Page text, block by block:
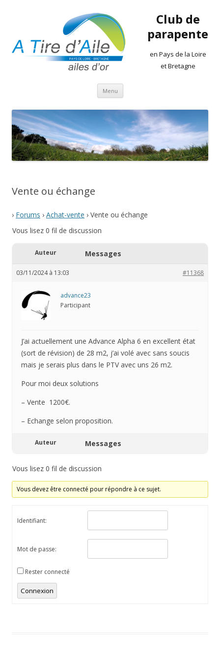
Club de
parapente
en Pays de la Loire
et Bretagne
Menu Aller
contenu
Vente ou échange
› Forums › Achat-vente › Vente ou échange
Vous lisez 0 fil de discussion
Auteur Messages
03/11/2024 à 13:03 #11368
advance23
Participant
J’ai actuellement une Advance Alpha 6 en excellent état
(sort de révision) de 28 m2, j’ai volé avec sans soucis
mais je serais plus dans le PTV avec uns 26 m2.
Pour moi deux solutions
– Vente 1200€.
– Echange selon proposition.
Auteur Messages
Vous lisez 0 fil de discussion
Vous devez être connecté pour répondre à ce sujet.
Identifiant:
Mot de passe:
Rester connecté
Connexion